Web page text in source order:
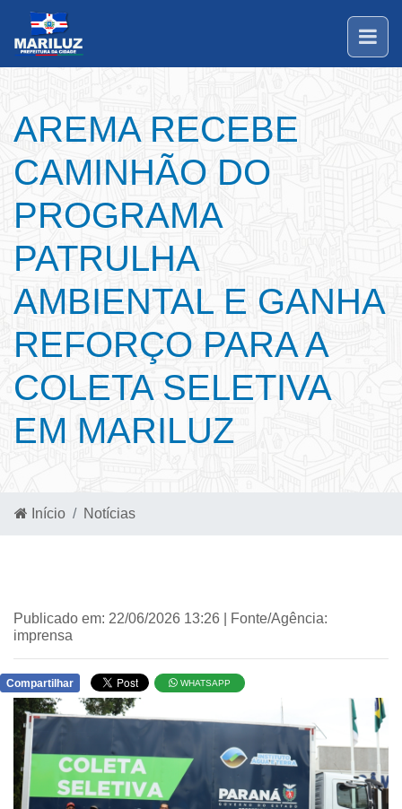
AREMA RECEBE
CAMINHÃO DO
PROGRAMA
PATRULHA
AMBIENTAL E GANHA
REFORÇO PARA A
COLETA SELETIVA
EM MARILUZ
Início Notícias
Publicado em: 22/06/2026 13:26 | Fonte/Agência:
imprensa
Compartilhar WHATSAPP